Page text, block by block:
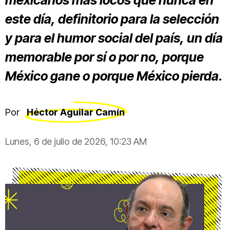
este día, definitorio para la selección
y para el humor social del país, un día
memorable por sí o por no, porque
México gane o porque México pierda.
Por Héctor Aguilar Camín
Lunes, 6 de julio de 2026, 10:23 AM